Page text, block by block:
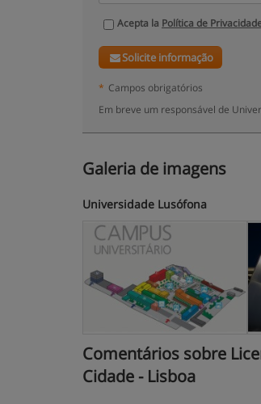
Acepta la Política de
Solicite informação
* Campos obrigatórios
Em breve um responsável de
Galeria de imagens
Universidade Lusófona
Comentários sobre
Cidade - Lisboa